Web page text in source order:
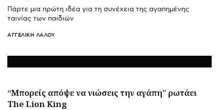
Πάρτε μια πρώτη ιδέα για τη συνέχεια της αγαπημένης
ταινίας των παιδιών
ΑΓΓΕΛΙΚΉ ΛΆΛΟΥ
“Μπορείς απόψε να νιώσεις την αγάπη” ρωτάει
The Lion King